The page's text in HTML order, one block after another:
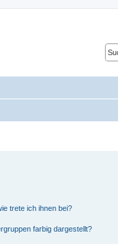
trete ich ihnen bei?
farbig dargestellt?